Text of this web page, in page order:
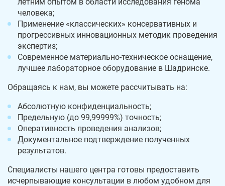
человека;
Применение «классических» консервативных и
прогрессивных инновационных методик проведения
экспертиз;
Современное материально-техническое оснащение,
лучшее лабораторное оборудование в Шадринске.
Обращаясь к нам, вы можете рассчитывать на:
Абсолютную конфиденциальность;
Предельную (до 99,99999%) точность;
Оперативность проведения анализов;
Документальное подтверждение полученных
результатов.
Специалисты нашего центра готовы предоставить
исчерпывающие консультации в любом удобном для